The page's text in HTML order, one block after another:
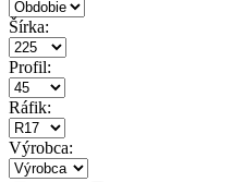
Šírka:
Profil:
Ráfik:
Výrobca: